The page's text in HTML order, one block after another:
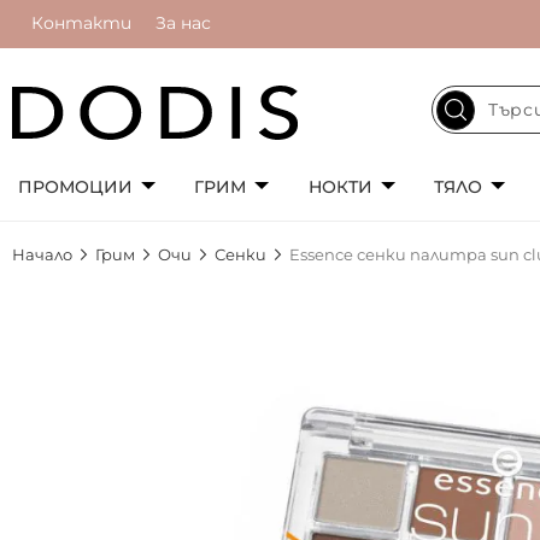
Контакти За нас
ПРОМОЦИИ ГРИМ НОКТИ ТЯЛО
Начало Грим Очи Сенки Essence сенки палитра sun